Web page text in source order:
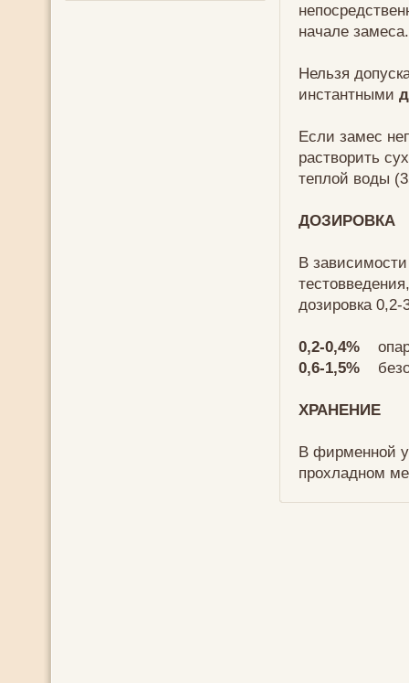
начале замеса.
Нельзя
инстантными
Если замес
растворить
теплой воды
ДОЗИРОВКА
В зависимости
дозировка
0,2-0,4%
0,6-1,5%
ХРАНЕНИЕ
В фирменной
прохладном